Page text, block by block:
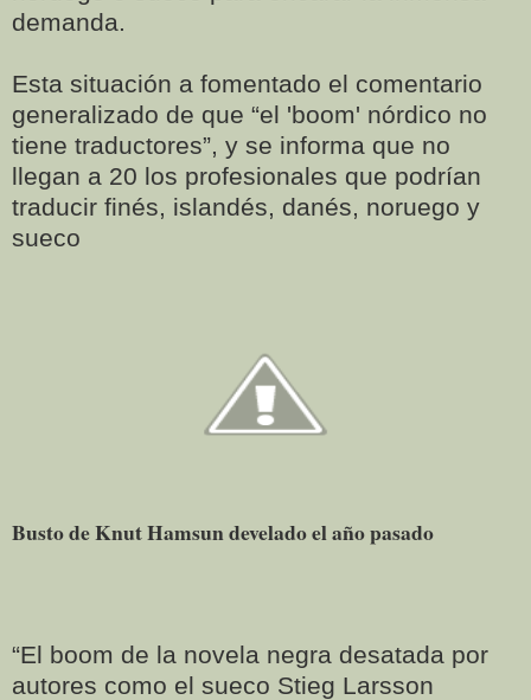
demanda.
Esta situación a fomentado el comentario
generalizado de que “el 'boom' nórdico no
tiene traductores”, y se informa que no
llegan a 20 los profesionales que podrían
traducir finés, islandés, danés, noruego y
sueco
Busto de Knut Hamsun develado el año pasado
“El boom de la novela negra desatada por
autores como el sueco Stieg Larsson